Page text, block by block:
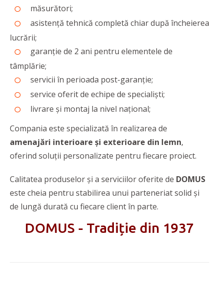
măsurători;
asistență tehnică completă chiar după încheierea
lucrării;
garanție de 2 ani pentru elementele de
tâmplărie;
servicii în perioada post-garanție;
service oferit de echipe de specialiști;
livrare și montaj la nivel național;
Compania este specializată în realizarea de
amenajări interioare și exterioare din lemn,
oferind soluții personalizate pentru fiecare proiect.
Calitatea produselor și a serviciilor oferite de DOMUS
este cheia pentru stabilirea unui parteneriat solid și
de lungă durată cu fiecare client în parte.
DOMUS - Tradiție din 1937